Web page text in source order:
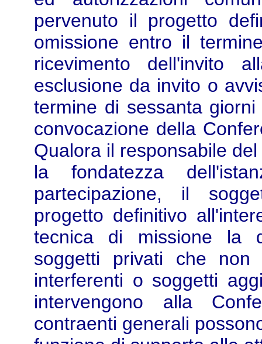
pervenuto il progetto
omissione entro il
ricevimento dell'invito
esclusione da invito o
termine di sessanta
convocazione della
Qualora il responsabile
la fondatezza
partecipazione, il
progetto definitivo
tecnica di missione la
soggetti privati che
interferenti o soggetti
intervengono alla
contraenti generali